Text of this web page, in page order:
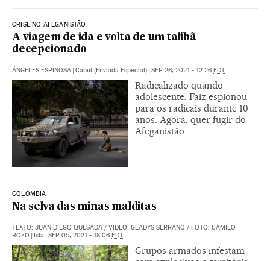
CRISE NO AFEGANISTÃO
A viagem de ida e volta de um talibã
decepcionado
ÁNGELES ESPINOSA Cabul (Enviada Especial) SEP 26, 2021 - 12:26 EDT
Radicalizado quando
adolescente, Faiz espionou
para os radicais durante 10
anos. Agora, quer fugir do
Afeganistão
COLÔMBIA
Na selva das minas malditas
TEXTO: JUAN DIEGO QUESADA / VIDEO: GLADYS SERRANO / FOTO: CAMILO
ROZO | Isla | SEP 05, 2021 - 18:06 EDT
Grupos armados infestam